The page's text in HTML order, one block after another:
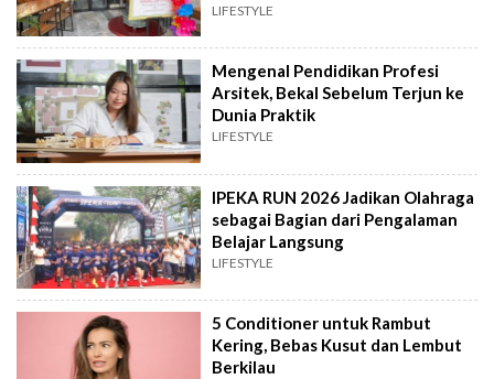
LIFESTYLE
Mengenal Pendidikan Profesi
Arsitek, Bekal Sebelum Terjun ke
Dunia Praktik
LIFESTYLE
IPEKA RUN 2026 Jadikan Olahraga
sebagai Bagian dari Pengalaman
Belajar Langsung
LIFESTYLE
5 Conditioner untuk Rambut
Kering, Bebas Kusut dan Lembut
Berkilau